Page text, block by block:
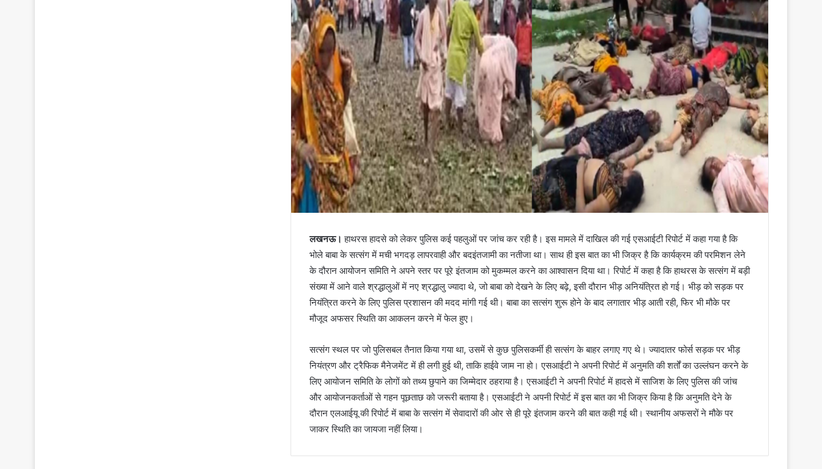
लखनऊ। हाथरस हादसे को लेकर पुलिस कई पहलुओं पर जांच कर रही है। इस मामले में दाखिल की गई एसआईटी रिपोर्ट में कहा गया है कि
भोले बाबा के सत्संग में मची भगदड़ लापरवाही और बदइंतजामी का नतीजा था। साथ ही इस बात का भी जिक्र है कि कार्यक्रम की परमिशन लेने
के दौरान आयोजन समिति ने अपने स्तर पर पूरे इंतजाम को मुकम्मल करने का आश्वासन दिया था। रिपोर्ट में कहा है कि हाथरस के सत्संग में बड़ी
संख्या में आने वाले श्रद्धालुओं में नए श्रद्धालु ज्यादा थे, जो बाबा को देखने के लिए बढ़े, इसी दौरान भीड़ अनियंत्रित हो गई। भीड़ को सड़क पर
नियंत्रित करने के लिए पुलिस प्रशासन की मदद मांगी गई थी। बाबा का सत्संग शुरू होने के बाद लगातार भीड़ आती रही, फिर भी मौके पर
मौजूद अफसर स्थिति का आकलन करने में फेल हुए।
सत्संग स्थल पर जो पुलिसबल तैनात किया गया था, उसमें से कुछ पुलिसकर्मी ही सत्संग के बाहर लगाए गए थे। ज्यादातर फोर्स सड़क पर भीड़
नियंत्रण और ट्रैफिक मैनेजमेंट में ही लगी हुई थी, ताकि हाईवे जाम ना हो। एसआईटी ने अपनी रिपोर्ट में अनुमति की शर्तों का उल्लंघन करने के
लिए आयोजन समिति के लोगों को तथ्य छुपाने का जिम्मेदार ठहराया है। एसआईटी ने अपनी रिपोर्ट में हादसे में साजिश के लिए पुलिस की जांच
और आयोजनकर्ताओं से गहन पूछताछ को जरूरी बताया है। एसआईटी ने अपनी रिपोर्ट में इस बात का भी जिक्र किया है कि अनुमति देने के
दौरान एलआईयू की रिपोर्ट में बाबा के सत्संग में सेवादारों की ओर से ही पूरे इंतजाम करने की बात कही गई थी। स्थानीय अफसरों ने मौके पर
जाकर स्थिति का जायजा नहीं लिया।